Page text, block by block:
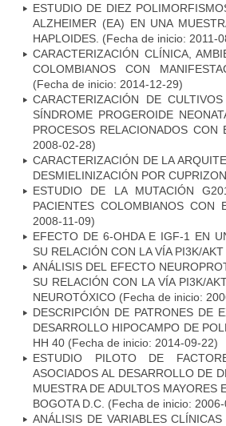
ESTUDIO DE DIEZ
ALZHEIMER (EA) EN UNA
HAPLOIDES. (Fecha de inicio: 2011-
CARACTERIZACIÓN CLÍNICA,
COLOMBIANOS CON
(Fecha de inicio: 2014-12-29)
CARACTERIZACIÓN DE
SÍNDROME PROGEROIDE
PROCESOS RELACIONADOS CON
2008-02-28)
CARACTERIZACIÓN DE LA
DESMIELINIZACIÓN POR
ESTUDIO DE LA MUTACIÓN
PACIENTES COLOMBIANOS CON
2008-11-09)
EFECTO DE 6-OHDA E IGF-1 EN
SU RELACIÓN CON LA VÍA PI3K/AKT
ANÁLISIS DEL EFECTO
SU RELACIÓN CON LA VÍA PI3K/
NEUROTÓXICO (Fecha de inicio:
DESCRIPCIÓN DE PATRONES DE
DESARROLLO HIPOCAMPO DE
HH 40 (Fecha de inicio: 2014-09-22)
ESTUDIO PILOTO DE
ASOCIADOS AL DESARROLLO DE
MUESTRA DE ADULTOS MAYORES
BOGOTA D.C. (Fecha de inicio:
ANÁLISIS DE VARIABLES